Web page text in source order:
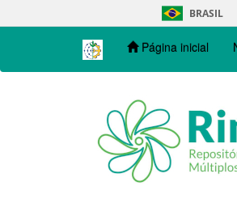
navigation
BRASIL
Página inicial